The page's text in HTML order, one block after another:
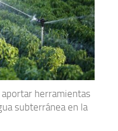
aportar herramientas
subterránea en la